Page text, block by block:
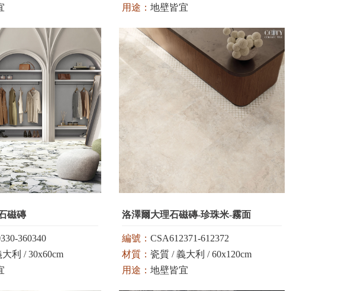
用途： 地壁皆宜
磁磚
360340
利 / 30x60cm
洛澤爾大理石磁磚-珍珠米-霧面
編號： CSA612371-612372
材質： 瓷質 / 義大利 / 60x120cm
用途： 地壁皆宜